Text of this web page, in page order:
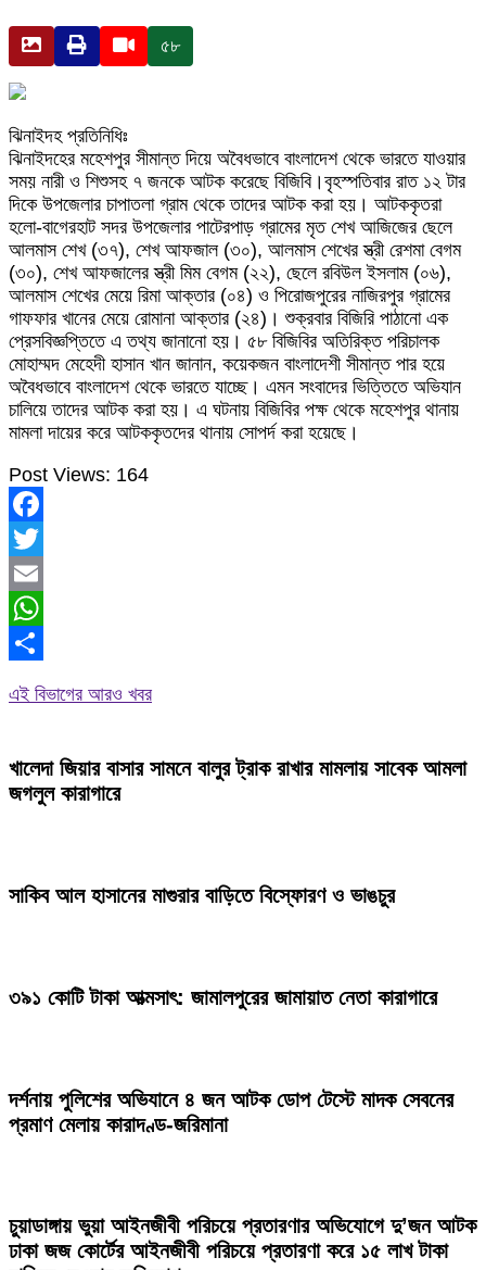
৫৮
ঝিনাইদহ প্রতিনিধিঃ
ঝিনাইদহের মহেশপুর সীমান্ত দিয়ে অবৈধভাবে বাংলাদেশ থেকে ভারতে যাওয়ার
সময় নারী ও শিশুসহ ৭ জনকে আটক করেছে বিজিবি।বৃহস্পতিবার রাত ১২ টার
দিকে উপজেলার চাপাতলা গ্রাম থেকে তাদের আটক করা হয়। আটককৃতরা
হলো-বাগেরহাট সদর উপজেলার পাটেরপাড় গ্রামের মৃত শেখ আজিজের ছেলে
আলমাস শেখ (৩৭), শেখ আফজাল (৩০), আলমাস শেখের স্ত্রী রেশমা বেগম
(৩০), শেখ আফজালের স্ত্রী মিম বেগম (২২), ছেলে রবিউল ইসলাম (০৬),
আলমাস শেখের মেয়ে রিমা আক্তার (০৪) ও পিরোজপুরের নাজিরপুর গ্রামের
গাফফার খানের মেয়ে রোমানা আক্তার (২৪)। শুক্রবার বিজিরি পাঠানো এক
প্রেসবিজ্ঞপ্তিতে এ তথ্য জানানো হয়। ৫৮ বিজিবির অতিরিক্ত পরিচালক
মোহাম্মদ মেহেদী হাসান খান জানান, কয়েকজন বাংলাদেশী সীমান্ত পার হয়ে
অবৈধভাবে বাংলাদেশ থেকে ভারতে যাচ্ছে। এমন সংবাদের ভিত্তিতে অভিযান
চালিয়ে তাদের আটক করা হয়। এ ঘটনায় বিজিবির পক্ষ থেকে মহেশপুর থানায়
মামলা দায়ের করে আটককৃতদের থানায় সোপর্দ করা হয়েছে।
Post Views: 164
Facebook
Twitter
Email
WhatsApp
এই বিভাগের আরও খবর
খালেদা জিয়ার বাসার সামনে বালুর ট্রাক রাখার মামলায় সাবেক আমলা
জগলুল কারাগারে
সাকিব আল হাসানের মাগুরার বাড়িতে বিস্ফোরণ ও ভাঙচুর
৩৯১ কোটি টাকা আত্মসাৎ: জামালপুরের জামায়াত নেতা কারাগারে
দর্শনায় পুলিশের অভিযানে ৪ জন আটক ডোপ টেস্টে মাদক সেবনের
প্রমাণ মেলায় কারাদণ্ড-জরিমানা
চুয়াডাঙ্গায় ভুয়া আইনজীবী পরিচয়ে প্রতারণার অভিযোগে দু’জন আটক
ঢাকা জজ কোর্টের আইনজীবী পরিচয়ে প্রতারণা করে ১৫ লাখ টাকা